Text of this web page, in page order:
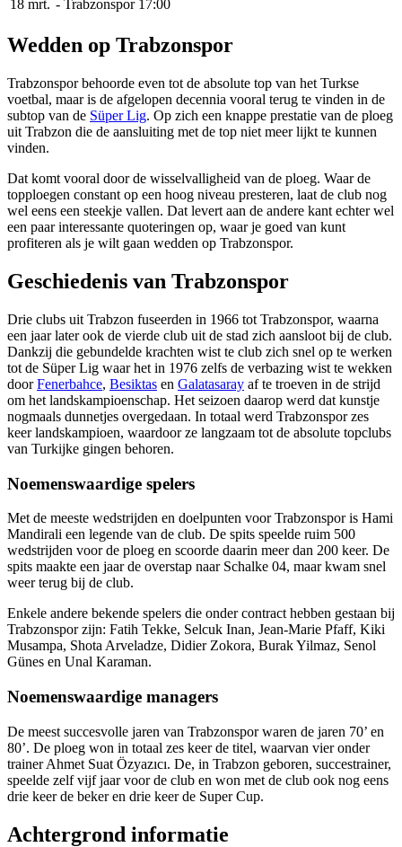
18 mrt. - Trabzonspor 17:00
Wedden op Trabzonspor
Trabzonspor behoorde even tot de absolute top van het Turkse
voetbal, maar is de afgelopen decennia vooral terug te vinden in de
subtop van de Süper Lig. Op zich een knappe prestatie van de ploeg
uit Trabzon die de aansluiting met de top niet meer lijkt te kunnen
vinden.
Dat komt vooral door de wisselvalligheid van de ploeg. Waar de
topploegen constant op een hoog niveau presteren, laat de club nog
wel eens een steekje vallen. Dat levert aan de andere kant echter wel
een paar interessante quoteringen op, waar je goed van kunt
profiteren als je wilt gaan wedden op Trabzonspor.
Geschiedenis van Trabzonspor
Drie clubs uit Trabzon fuseerden in 1966 tot Trabzonspor, waarna
een jaar later ook de vierde club uit de stad zich aansloot bij de club.
Dankzij die gebundelde krachten wist te club zich snel op te werken
tot de Süper Lig waar het in 1976 zelfs de verbazing wist te wekken
doorFenerbahce, Besiktas en Galatasaray af te troeven in de strijd
om het landskampioenschap. Het seizoen daarop werd dat kunstje
nogmaals dunnetjes overgedaan. In totaal werd Trabzonspor zes
keer landskampioen, waardoor ze langzaam tot de absolute topclubs
van Turkijke gingen behoren.
Noemenswaardige spelers
Met de meeste wedstrijden en doelpunten voor Trabzonspor is Hami
Mandirali een legende van de club. De spits speelde ruim 500
wedstrijden voor de ploeg en scoorde daarin meer dan 200 keer. De
spits maakte een jaar de overstap naar Schalke 04, maar kwam snel
weer terug bij de club.
Enkele andere bekende spelers die onder contract hebben gestaan bij
Trabzonspor zijn: Fatih Tekke, Selcuk Inan, Jean-Marie Pfaff, Kiki
Musampa, Shota Arveladze, Didier Zokora, Burak Yilmaz, Senol
Günes en Unal Karaman.
Noemenswaardige managers
De meest succesvolle jaren van Trabzonspor waren de jaren 70’ en
80’. De ploeg won in totaal zes keer de titel, waarvan vier onder
trainer Ahmet Suat Özyazıcı. De, in Trabzon geboren, succestrainer,
speelde zelf vijf jaar voor de club en won met de club ook nog eens
drie keer de beker en drie keer de Super Cup.
Achtergrond informatie